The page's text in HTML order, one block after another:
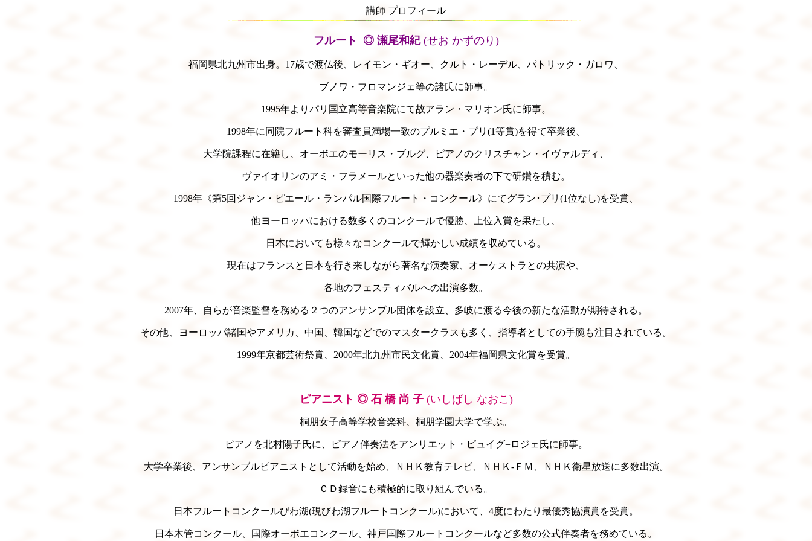
講師 プロフィール
フルート ◎ 瀬尾和紀(せお かずのり)
福岡県北九州市出身。17歳で渡仏後、レイモン・ギオー、クルト・レーデル、パトリック・ガロワ、
ブノワ・フロマンジェ等の諸氏に師事。
1995年よりパリ国立高等音楽院にて故アラン・マリオン氏に師事。
1998年に同院フルート科を審査員満場一致のプルミエ・プリ(1等賞)を得て卒業後、
大学院課程に在籍し、オーボエのモーリス・ブルグ、ピアノのクリスチャン・イヴァルディ、
ヴァイオリンのアミ・フラメールといった他の器楽奏者の下で研鑚を積む。
1998年《第5回ジャン・ピエール・ランパル国際フルート・コンクール》にてグラン･プリ(1位なし)を受賞、
他ヨーロッパにおける数多くのコンクールで優勝、上位入賞を果たし、
日本においても様々なコンクールで輝かしい成績を収めている。
現在はフランスと日本を行き来しながら著名な演奏家、オーケストラとの共演や、
各地のフェスティバルへの出演多数。
2007年、自らが音楽監督を務める２つのアンサンブル団体を設立、多岐に渡る今後の新たな活動が期待される。
その他、ヨーロッパ諸国やアメリカ、中国、韓国などでのマスタークラスも多く、指導者としての手腕も注目されている。
1999年京都芸術祭賞、2000年北九州市民文化賞、2004年福岡県文化賞を受賞。
ピアニスト ◎ 石 橋 尚 子(いしばし なおこ)
桐朋女子高等学校音楽科、桐朋学園大学で学ぶ。
ピアノを北村陽子氏に、ピアノ伴奏法をアンリエット・ピュイグ=ロジェ氏に師事。
大学卒業後、アンサンブルピアニストとして活動を始め、ＮＨＫ教育テレビ、ＮＨＫ-ＦＭ、ＮＨＫ衛星放送に多数出演。
ＣＤ録音にも積極的に取り組んでいる。
日本フルートコンクールびわ湖(現びわ湖フルートコンクール)において、4度にわたり最優秀協演賞を受賞。
日本木管コンクール、国際オーボエコンクール、神戸国際フルートコンクールなど多数の公式伴奏者を務めている。